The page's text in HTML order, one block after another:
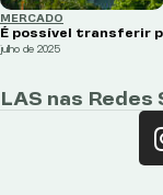
MERCADO
É possível transferir
julho de 2025
LAS nas Redes